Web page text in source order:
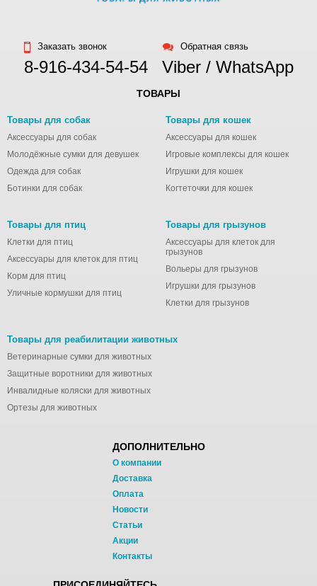
Заказать звонок
8-916-434-54-54
Обратная связь
Viber / WhatsApp
ТОВАРЫ
Товары для собак
Аксессуары для собак
Молодёжные сумки для девушек
Одежда для собак
Ботинки для собак
Товары для кошек
Аксессуары для кошек
Игровые комплексы для кошек
Игрушки для кошек
Когтеточки для кошек
Товары для птиц
Клетки для птиц
Аксессуары для клеток для птиц
Корм для птиц
Уличные кормушки для птиц
Товары для грызунов
Аксессуары для клеток для
грызунов
Вольеры для грызунов
Игрушки для грызунов
Клетки для грызунов
Товары для реабилитации животных
Ветеринарные сумки для животных
Защитные воротники для животных
Инвалидные коляски для животных
Ортезы для животных
ДОПОЛНИТЕЛЬНО
О компании
Доставка
Оплата
Новости
Статьи
Акции
Контакты